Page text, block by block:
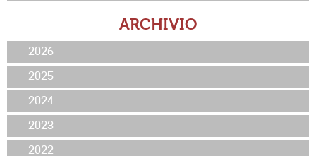
ARCHIVIO
2026
2025
2024
2023
2022